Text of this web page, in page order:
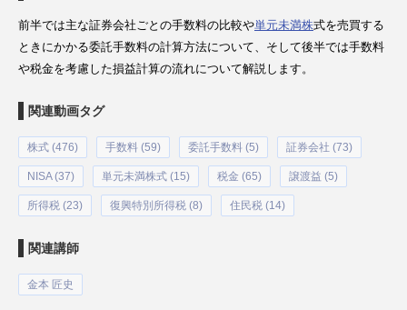
前半では主な証券会社ごとの手数料の比較や単元未満株式を売買する
ときにかかる委託手数料の計算方法について、そして後半では手数料
や税金を考慮した損益計算の流れについて解説します。
関連動画タグ
株式 (476) 手数料 (59) 委託手数料 (5) 証券会社 (73)
NISA (37) 単元未満株式 (15) 税金 (65) 譲渡益 (5)
所得税 (23) 復興特別所得税 (8) 住民税 (14)
関連講師
金本 匠史